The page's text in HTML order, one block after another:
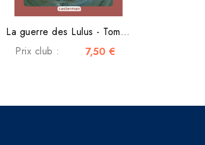
La guerre des Lulus - Tome...
Prix club :
7,50 €